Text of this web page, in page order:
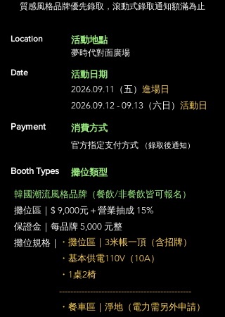
質感風格品牌優先錄取，滾動式錄取通知額滿為止
Location
活動地點
​夢時代對面廣場
Date
活動日期
2026.09.11
（五） 進場日
2026.09.12 - 09.13 （六日） 活動日
Payment
消費方式
官方指定支付方式
​（錄取後通知）
Booth Types 攤位類型
韓國潮流風格品牌（餐飲/非餐飲皆可報名）
攤位區｜$ 9,000元＋營業抽成 15%
​保證金｜每品牌 5,000 元整
​攤位規格｜
・攤位區｜3米帳一頂（含招牌）
・基本供電110V（10A）
・1桌2椅
-----------------------------------------------
・餐車區｜淨地（電力需另外申請）